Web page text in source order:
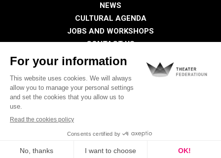
NEWS
CULTURAL AGENDA
JOBS AND WORKSHOPS
CONTACT US
PRESS
Privacy Policy
Visual identity by
Digitalised by